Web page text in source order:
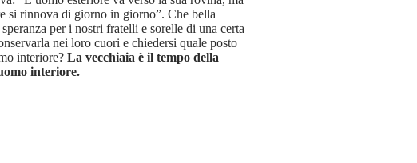
si rinnova di giorno in giorno”. Che bella
per i nostri fratelli e sorelle di una certa
nei loro cuori e chiedersi quale posto
interiore? La vecchiaia è il tempo della
interiore.